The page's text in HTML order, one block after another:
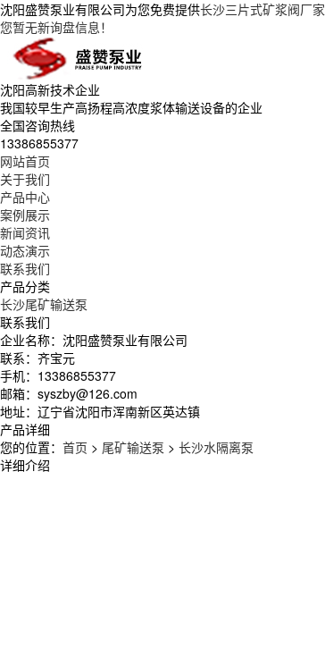
沈阳盛赞泵业有限公司为您免费提供长沙三片式矿浆阀厂家
您暂无新询盘信息！
沈阳高新技术企业
我国较早生产高扬程高浓度浆体输送设备的企业
全国咨询热线
13386855377
网站首页
关于我们
产品中心
案例展示
新闻资讯
动态演示
联系我们
产品分类
长沙尾矿输送泵
联系我们
企业名称：沈阳盛赞泵业有限公司
联系：齐宝元
手机：13386855377
邮箱：syszby@126.com
地址：辽宁省沈阳市浑南新区英达镇
产品详细
您的位置： 首页 > 尾矿输送泵 > 长沙水隔离泵
详细介绍